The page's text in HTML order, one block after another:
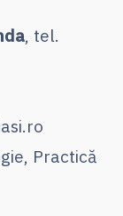
, tel.
Practică